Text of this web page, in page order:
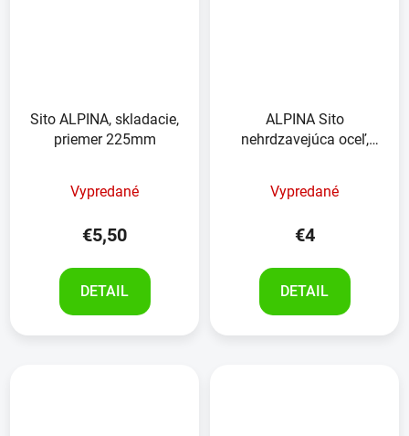
Sito ALPINA, skladacie,
priemer 225mm
Vypredané
€5,50
DETAIL
ALPINA Sito
nehrdzavejúca oceľ,
Vypredané
€4
DETAIL